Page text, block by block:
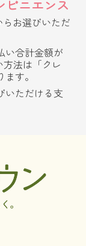
ビニエンス
らお選びいただ
い合計金額が
法は「クレ
す。
いただける支